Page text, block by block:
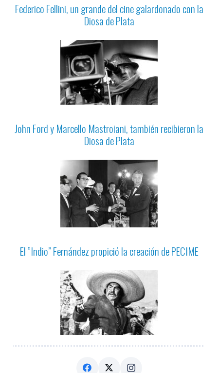
Federico Fellini, un grande del cine galardonado con la
Diosa de Plata
John Ford y Marcello Mastroiani, también recibieron la
Diosa de Plata
El ”Indio” Fernández propició la creación de PECIME